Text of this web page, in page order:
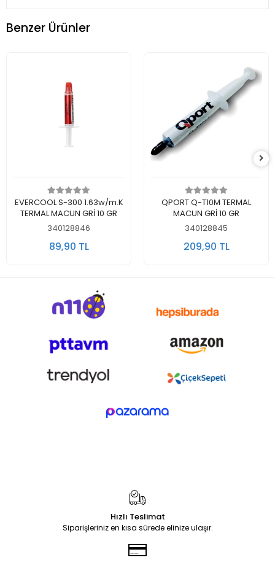
Benzer Ürünler
Sepete Ekle
EVERCOOL S-300 1.63w/m.K
TERMAL MACUN GRİ 10 GR
340128846
89,90 TL
Sepete Ekle
QPORT Q-T10M TERMAL
MACUN GRİ 10 GR
340128845
209,90 TL
Hızlı Teslimat
Siparişleriniz en kısa sürede elinize ulaşır.